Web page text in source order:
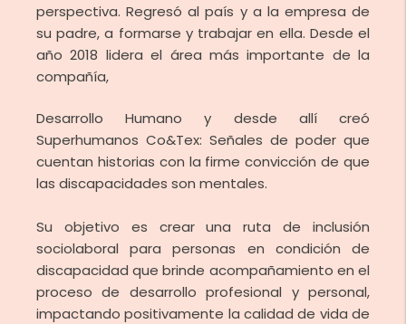
perspectiva. Regresó al país y a la empresa de
su padre, a formarse y trabajar en ella. Desde el
año 2018 lidera el área más importante de la
compañía,
Desarrollo Humano y desde allí creó
Superhumanos Co&Tex: Señales de poder que
cuentan historias con la firme convicción de que
las discapacidades son mentales.
Su objetivo es crear una ruta de inclusión
sociolaboral para personas en condición de
discapacidad que brinde acompañamiento en el
proceso de desarrollo profesional y personal,
impactando positivamente la calidad de vida de